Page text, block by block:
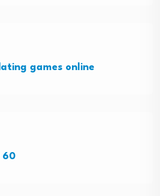
games online
60